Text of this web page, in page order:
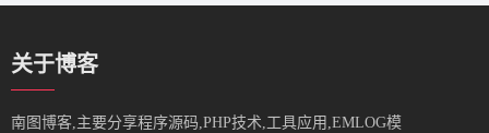
关于博客
南图博客,主要分享程序源码,PHP技术,工具应用,EMLOG模